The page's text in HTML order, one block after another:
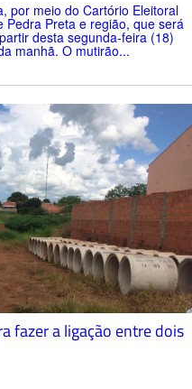
por meio do Cartório Eleitoral
Preta e região, que será
desta segunda-feira (18)
manhã. O mutirão...
fazer a ligação entre dois